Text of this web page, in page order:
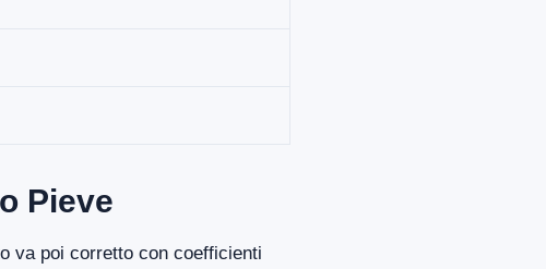
Pieve
va poi corretto con coefficienti